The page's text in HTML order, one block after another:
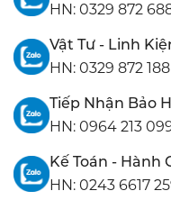
HN: 0329 872
Vật Tư - Linh
HN: 0329 872 188
Tiếp Nhận Bảo
HN: 0964 213
Kế Toán - Hành
HN: 0243 6617